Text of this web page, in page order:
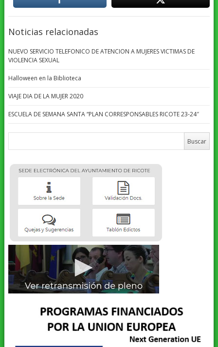
Noticias relacionadas
NUEVO SERVICIO TELEFONICO DE ATENCION A MUJERES VICTIMAS DE
VIOLENCIA SEXUAL
Halloween en la Biblioteca
VIAJE DIA DE LA MUJER 2020
ESCUELA DE SEMANA SANTA “PLAN CORRESPONSABLES RICOTE 23-24″